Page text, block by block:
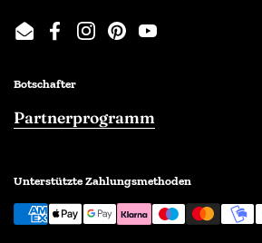
EmailFacebook
Instagram
PinterestYouTube
Botschafter
Partnerprogramm
Unterstützte Zahlungsmethoden